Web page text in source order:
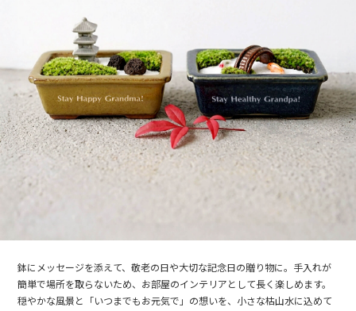
鉢にメッセージを添えて、敬老の日や大切な記念日の贈り物に。手入れが
簡単で場所を取らないため、お部屋のインテリアとして長く楽しめます。
穏やかな風景と「いつまでもお元気で」の想いを、小さな枯山水に込めて